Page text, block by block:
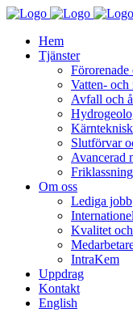
Hem
Tjänster
Förorenade
Vatten-
Avfall och
Slutförvar
Avancerad
Friklassning
Om oss
Lediga jobb
Kvalitet
IntraKem
Uppdrag
Kontakt
English